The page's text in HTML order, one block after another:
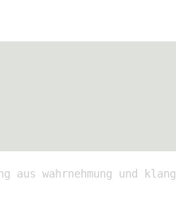
aus wahrnehmung und klang